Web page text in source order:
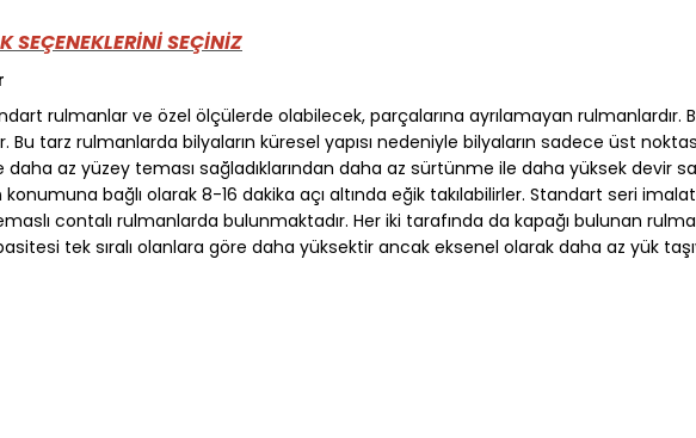
SEÇENEKLERİNİ SEÇİNİZ
rulmanlar ve özel ölçülerde olabilecek, parçalarına ayrılamayan rulmanlardır.
Bu tarz rulmanlarda bilyaların küresel yapısı nedeniyle bilyaların sadece üst
az yüzey teması sağladıklarından daha az sürtünme ile daha yüksek devir
bağlı olarak 8-16 dakika açı altında eğik takılabilirler. Standart seri
contalı rulmanlarda bulunmaktadır. Her iki tarafında da kapağı bulunan
tek sıralı olanlara göre daha yüksektir ancak eksenel olarak daha az yük